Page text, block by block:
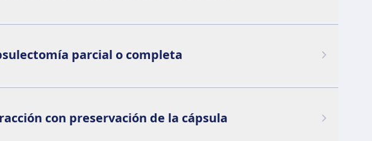
parcial o completa
con preservación de la cápsula